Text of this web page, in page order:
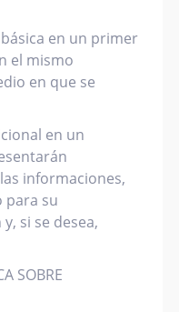
en un primer
el mismo
en que se
en un
informaciones,
para su
si se desea,
SOBRE